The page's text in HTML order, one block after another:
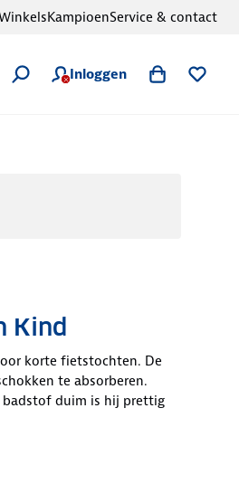
Inloggen
KampioenService & contact
Kind
korte fietstochten. De
te absorberen.
duim is hij prettig